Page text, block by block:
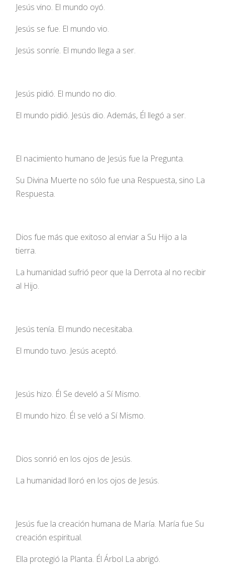
Jesús vino. El mundo oyó.
Jesús se fue. El mundo vio.
Jesús sonríe. El mundo llega a ser.
Jesús pidió. El mundo no dio.
El mundo pidió. Jesús dio. Además, Él llegó a ser.
El nacimiento humano de Jesús fue la Pregunta.
Su Divina Muerte no sólo fue una Respuesta, sino La
Respuesta.
Dios fue más que exitoso al enviar a Su Hijo a la
tierra.
La humanidad sufrió peor que la Derrota al no recibir
al Hijo.
Jesús tenía. El mundo necesitaba.
El mundo tuvo. Jesús aceptó.
Jesús hizo. Él Se develó a Sí Mismo.
El mundo hizo. Él se veló a Sí Mismo.
Dios sonrió en los ojos de Jesús.
La humanidad lloró en los ojos de Jesús.
Jesús fue la creación humana de María. María fue Su
creación espiritual.
Ella protegió la Planta. Él Árbol La abrigó.